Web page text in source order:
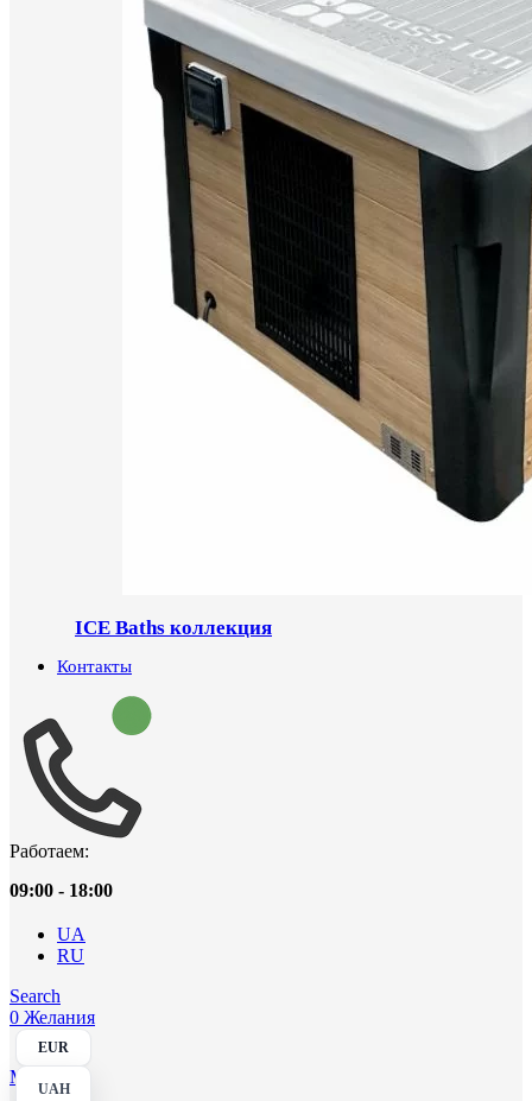
ICE Baths коллекция
Контакты
Работаем:
09:00 - 18:00
UA
RU
Search
0 Желания
EUR
UAH
Menu